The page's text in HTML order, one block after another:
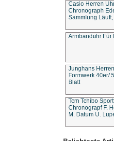
Casio Herren
Chronograph
Sammlung Läuft,
Armbanduhr Für
Junghans
Formwerk 40er/
Blatt
Tcm Tchibo
Chronograpf F.
M. Datum U.